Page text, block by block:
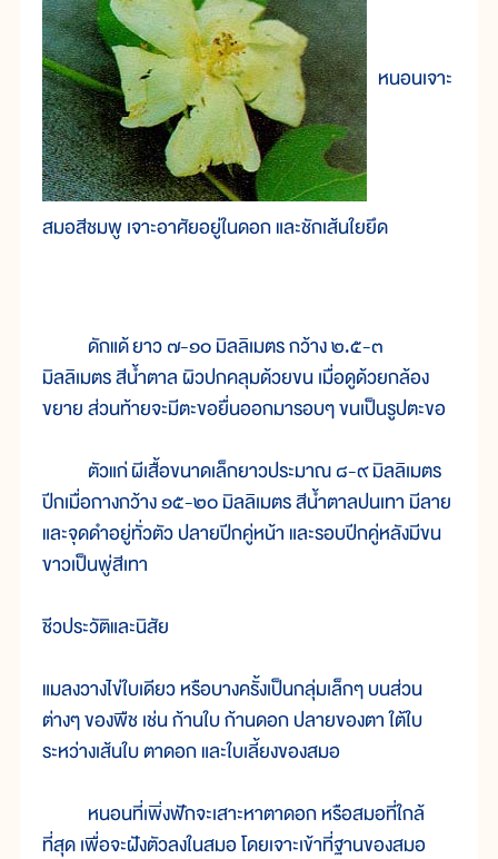
หนอนเจาะ
สมอสีชมพู เจาะอาศัยอยู่ในดอก และชักเส้นใยยึด
ดักแด้ ยาว ๗-๑๐ มิลลิเมตร กว้าง ๒.๕-๓
มิลลิเมตร สีน้ำตาล ผิวปกคลุมด้วยขน เมื่อดูด้วยกล้อง
ขยาย ส่วนท้ายจะมีตะขอยื่นออกมารอบๆ ขนเป็นรูปตะขอ
ตัวแก่ ผีเสื้อขนาดเล็กยาวประมาณ ๘-๙ มิลลิเมตร
ปีกเมื่อกางกว้าง ๑๕-๒๐ มิลลิเมตร สีน้ำตาลปนเทา มีลาย
และจุดดำอยู่ทั่วตัว ปลายปีกคู่หน้า และรอบปีกคู่หลังมีขน
ขาวเป็นพู่สีเทา
ชีวประวัติและนิสัย
แมลงวางไข่ใบเดียว หรือบางครั้งเป็นกลุ่มเล็กๆ บนส่วน
ต่างๆ ของพืช เช่น ก้านใบ ก้านดอก ปลายของตา ใต้ใบ
ระหว่างเส้นใบ ตาดอก และใบเลี้ยงของสมอ
หนอนที่เพิ่งฟักจะเสาะหาตาดอก หรือสมอที่ใกล้
ที่สุด เพื่อจะฝังตัวลงในสมอ โดยเจาะเข้าที่ฐานของสมอ